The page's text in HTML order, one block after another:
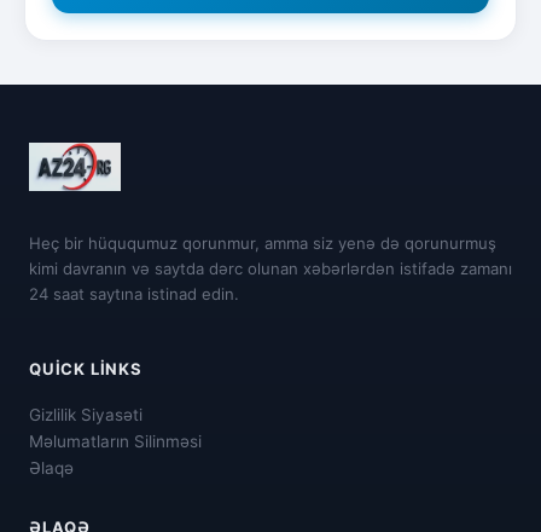
Heç bir hüququmuz qorunmur, amma siz yenə də qorunurmuş
kimi davranın və saytda dərc olunan xəbərlərdən istifadə zamanı
24 saat saytına istinad edin.
QUICK LINKS
Gizlilik Siyasəti
Məlumatların Silinməsi
Əlaqə
ƏLAQƏ